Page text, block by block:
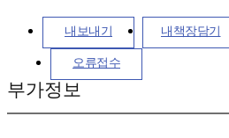
내보내기 내책장담기
오류접수
부가정보